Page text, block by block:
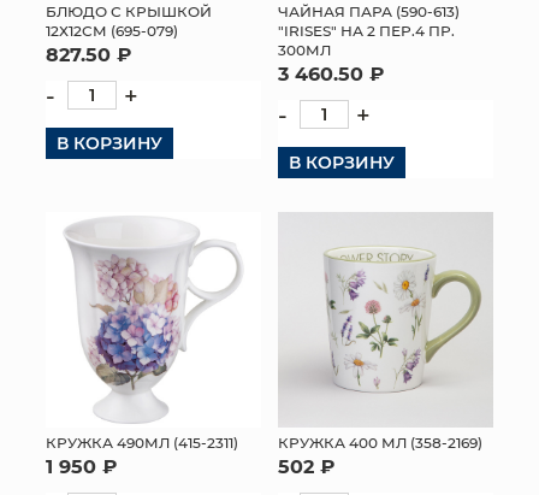
БЛЮДО С КРЫШКОЙ
12Х12СМ (695-079)
827.50 ₽
- +
В КОРЗИНУ
ЧАЙНАЯ ПАРА (590-613)
"IRISES" НА 2 ПЕР.4 ПР.
300МЛ
3 460.50 ₽
- +
В КОРЗИНУ
КРУЖКА 490МЛ (415-2311)
1 950 ₽
КРУЖКА 400 МЛ (358-2169)
502 ₽